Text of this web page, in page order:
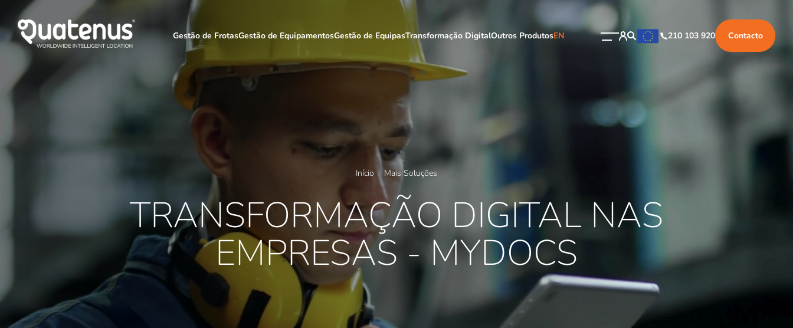
Gestão de FrotasGestão de EquipamentosGestão de EquipasTransformação DigitalOutros ProdutosEN 210 103 920 Contacto
Início Mais Soluções
TRANSFORMAÇÃO DIGITAL NAS
EMPRESAS - MYDOCS